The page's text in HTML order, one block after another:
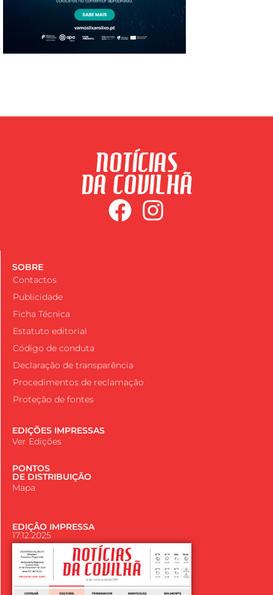
SOBRE
Contactos
Publicidade
Ficha Técnica
Estatuto editorial
Código de conduta
Declaração de transparência
Procedimentos de reclamação
Proteção de fontes
EDIÇÕES IMPRESSAS
Ver Edições
PONTOS
DE DISTRIBUIÇÃO
Mapa
EDIÇÃO IMPRESSA
17.12.2025